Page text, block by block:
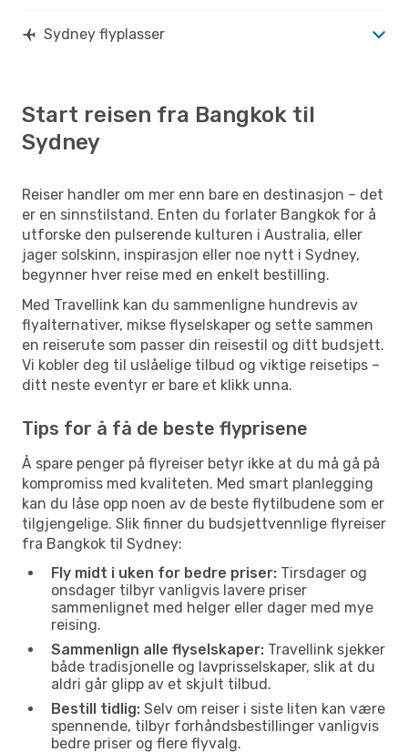
Sydney flyplasser
Start reisen fra Bangkok til
Sydney
Reiser handler om mer enn bare en destinasjon – det
er en sinnstilstand. Enten du forlater Bangkok for å
utforske den pulserende kulturen i Australia, eller
jager solskinn, inspirasjon eller noe nytt i Sydney,
begynner hver reise med en enkelt bestilling.
Med Travellink kan du sammenligne hundrevis av
flyalternativer, mikse flyselskaper og sette sammen
en reiserute som passer din reisestil og ditt budsjett.
Vi kobler deg til uslåelige tilbud og viktige reisetips –
ditt neste eventyr er bare et klikk unna.
Tips for å få de beste flyprisene
Å spare penger på flyreiser betyr ikke at du må gå på
kompromiss med kvaliteten. Med smart planlegging
kan du låse opp noen av de beste flytilbudene som er
tilgjengelige. Slik finner du budsjettvennlige flyreiser
fra Bangkok til Sydney:
Fly midt i uken for bedre priser: Tirsdager og
onsdager tilbyr vanligvis lavere priser
sammenlignet med helger eller dager med mye
reising.
Sammenlign alle flyselskaper: Travellink sjekker
både tradisjonelle og lavprisselskaper, slik at du
aldri går glipp av et skjult tilbud.
Bestill tidlig: Selv om reiser i siste liten kan være
spennende, tilbyr forhåndsbestillinger vanligvis
bedre priser og flere flyvalg.